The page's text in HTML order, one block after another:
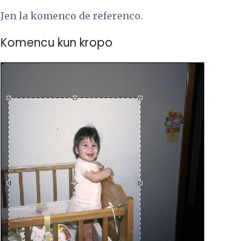
Jen la komenco de referenco.
Komencu kun kropo